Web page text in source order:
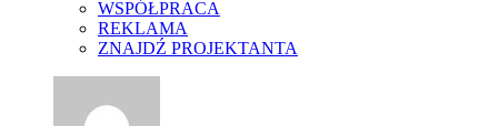
WSPÓŁPRACA
REKLAMA
ZNAJDŹ PROJEKTANTA